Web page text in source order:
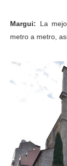
Margui: La
metro a metro,